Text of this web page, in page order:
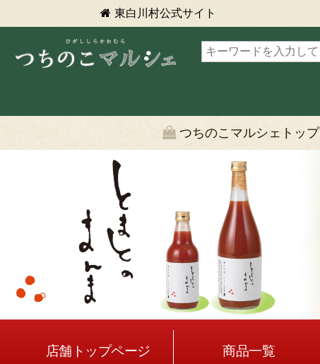
東白川村公式サイト
つちのこマルシェトップ
店舗トップページ 商品一覧